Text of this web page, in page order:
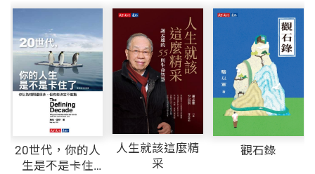
20世代，你的人
生是不是卡住
人生就該這麼精
采
觀石錄